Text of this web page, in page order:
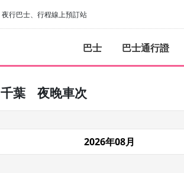
夜行巴士、行程線上預訂站
巴士 巴士通行證
千葉 夜晚車次
2026年08月